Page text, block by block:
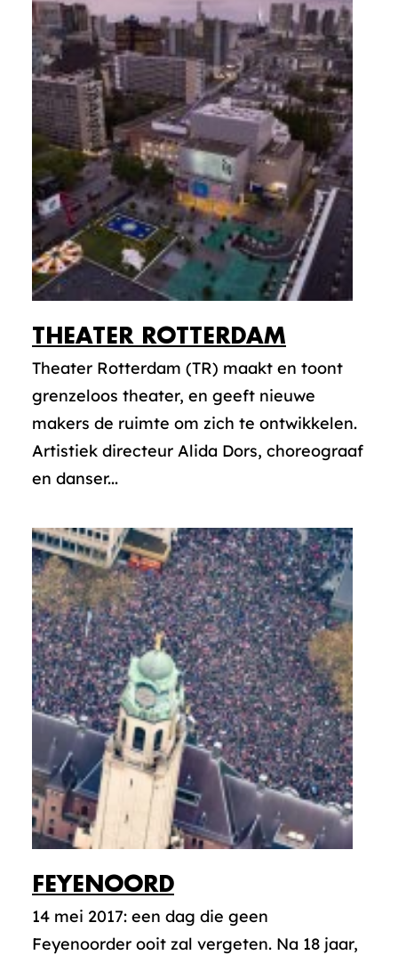
THEATER ROTTERDAM
Theater Rotterdam (TR) maakt en toont
grenzeloos theater, en geeft nieuwe
makers de ruimte om zich te ontwikkelen.
Artistiek directeur Alida Dors, choreograaf
en danser...
FEYENOORD
14 mei 2017: een dag die geen
Feyenoorder ooit zal vergeten. Na 18 jaar,